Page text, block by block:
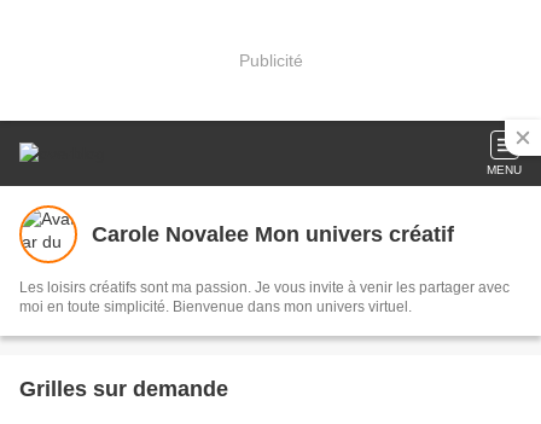
Publicité
MENU
Carole Novalee Mon univers créatif
Les loisirs créatifs sont ma passion. Je vous invite à venir les partager avec
moi en toute simplicité. Bienvenue dans mon univers virtuel.
Grilles sur demande